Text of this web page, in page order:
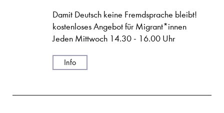
Damit Deutsch keine Fremdsprache bleibt!
kostenloses Angebot für Migrant*innen
Jeden Mittwoch 14.30 - 16.00 Uhr
Info